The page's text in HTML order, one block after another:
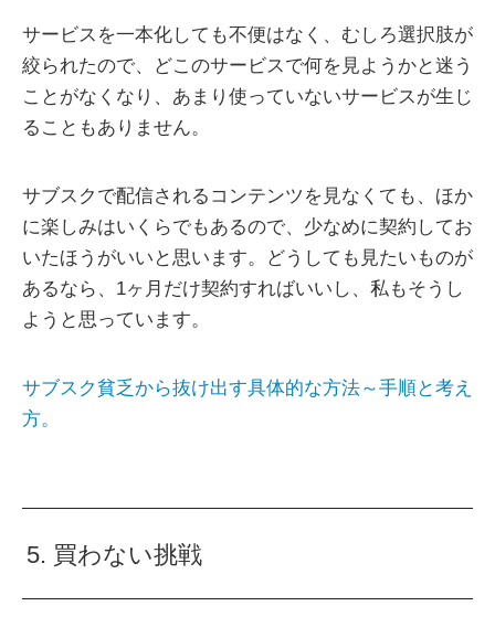
サービスを一本化しても不便はなく、むしろ選択肢が
絞られたので、どこのサービスで何を見ようかと迷う
ことがなくなり、あまり使っていないサービスが生じ
ることもありません。
サブスクで配信されるコンテンツを見なくても、ほか
に楽しみはいくらでもあるので、少なめに契約してお
いたほうがいいと思います。どうしても見たいものが
あるなら、1ヶ月だけ契約すればいいし、私もそうし
ようと思っています。
サブスク貧乏から抜け出す具体的な方法～手順と考え
方。
5. 買わない挑戦